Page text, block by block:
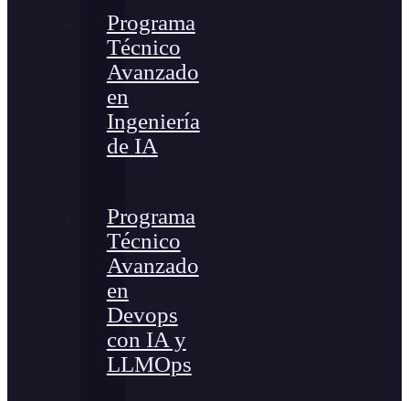
Programa
Técnico
Avanzado
en
Ingeniería
de IA
Programa
Técnico
Avanzado
en
Devops
con IA y
LLMOps